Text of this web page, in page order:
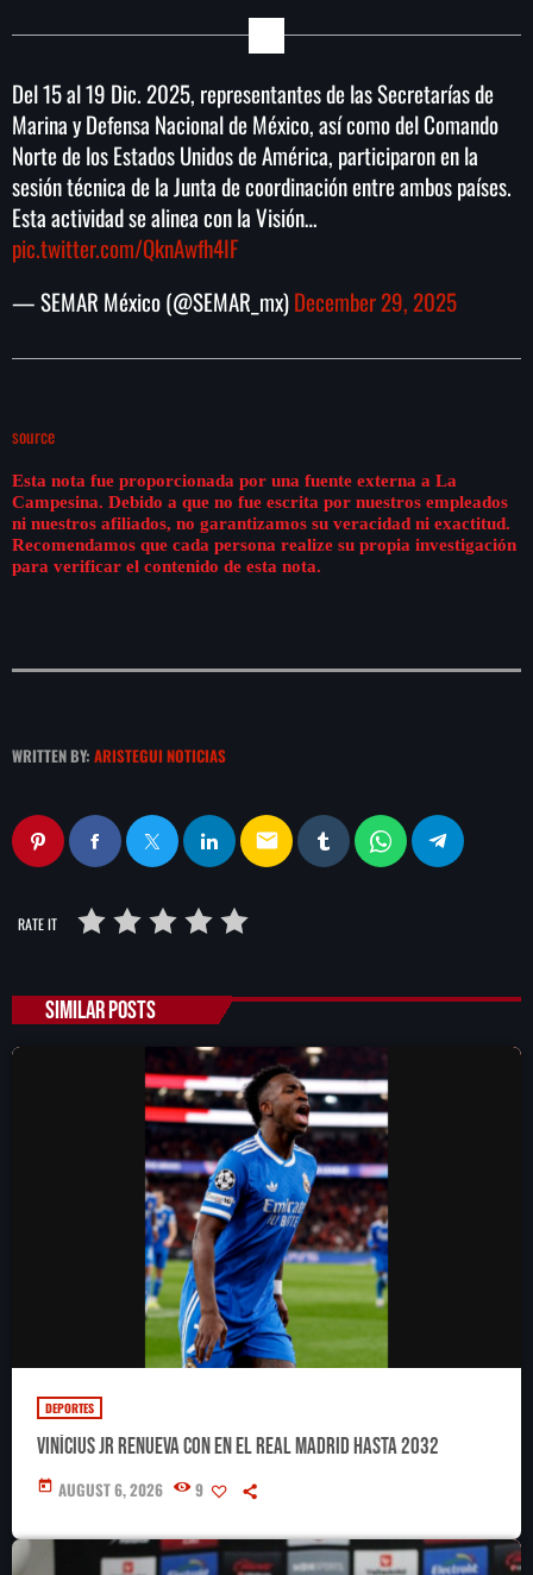
Del 15 al 19 Dic. 2025, representantes de las Secretarías de
Marina y Defensa Nacional de México, así como del Comando
Norte de los Estados Unidos de América, participaron en la
sesión técnica de la Junta de coordinación entre ambos países.
Esta actividad se alinea con la Visión…
pic.twitter.com/QknAwfh4IF
— SEMAR México (@SEMAR_mx)December 29, 2025
source
Esta nota fue proporcionada por una fuente externa a La
Campesina. Debido a que no fue escrita por nuestros empleados
ni nuestros afiliados, no garantizamos su veracidad ni exactitud.
Recomendamos que cada persona realize su propia investigación
para verificar el contenido de esta nota.
WRITTEN BY: ARISTEGUI NOTICIAS
email
RATE IT
SIMILAR POSTS
DEPORTES
Vinícius Jr renueva con en el Real Madrid hasta 2032
today AUGUST 6, 2026 9